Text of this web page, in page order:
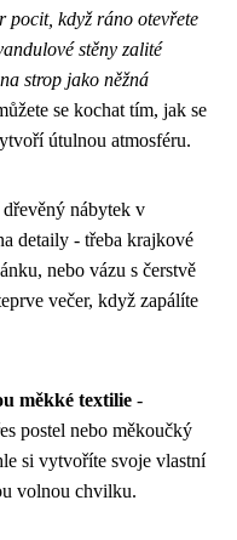
pocit, když ráno otevřete
stěny zalité
strop jako něžná
se kochat tím, jak se
útulnou atmosféru.
nábytek v
detaily - třeba krajkové
nebo vázu s čerstvě
večer, když zapálíte
měkké textilie -
postel nebo měkoučký
si vytvoříte svoje vlastní
volnou chvilku.